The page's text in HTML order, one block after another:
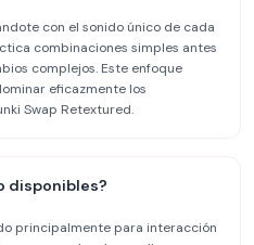
con el sonido único de cada
combinaciones simples antes
complejos. Este enfoque
eficazmente los
Swap Retextured.
disponibles?
principalmente para interacción